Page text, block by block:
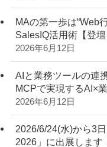
MAの第一歩は“Web
SalesIQ活用術【登壇
2026年6月12日
AIと業務ツールの連
MCPで実現するAI×
2026年6月12日
2026/6/24(水)から3
2026」に出展します